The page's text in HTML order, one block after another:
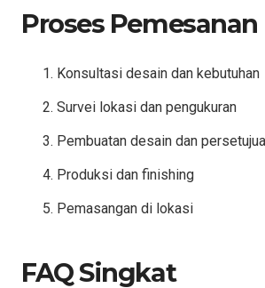
Proses
Konsultasi desain dan kebutuhan
Survei lokasi dan pengukuran
Pembuatan desain dan
Produksi dan finishing
Pemasangan di lokasi
FAQ Singkat